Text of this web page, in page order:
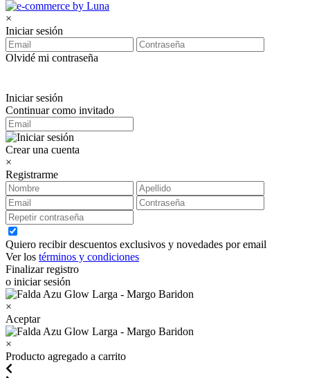
×
Iniciar sesión
Olvidé mi contraseña
Iniciar sesión
Continuar como invitado
Crear una cuenta
×
Registrarme
Quiero recibir descuentos exclusivos y novedades por email
Ver los términos y condiciones
Finalizar registro
o iniciar sesión
×
Aceptar
×
Producto agregado a carrito